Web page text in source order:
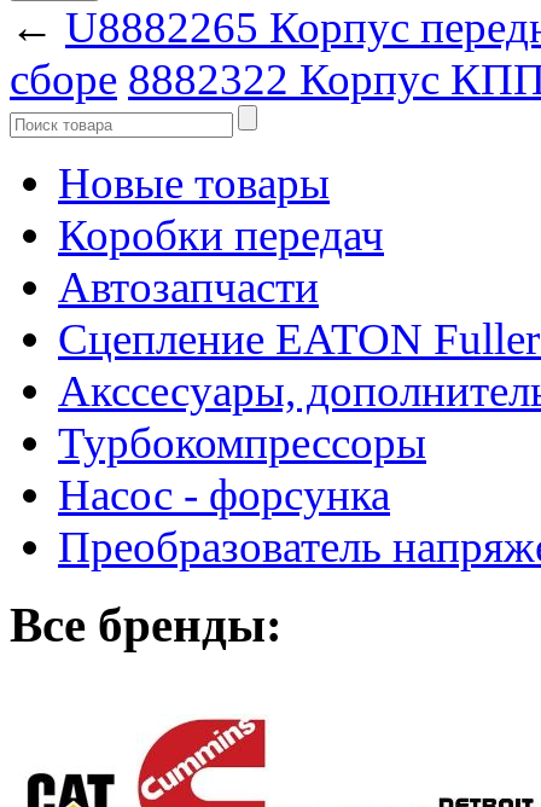
← U8882265 Корпус
сборе 8882322 Корпус КПП
Новые товары
Коробки передач
Автозапчасти
Сцепление EATON
Акссесуары,
Турбокомпрессоры
Насос - форсунка
Преобразователь
Все бренды: